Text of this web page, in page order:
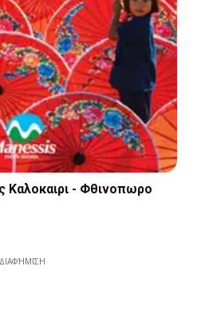
Καλοκαιρι - Φθινοπωρο
ΔΙΑΦΉΜΙΣΗ